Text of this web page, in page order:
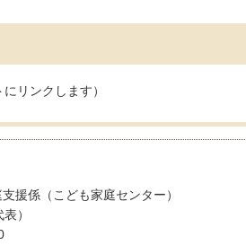
にリンクします）
援係（こども家庭センター）
）